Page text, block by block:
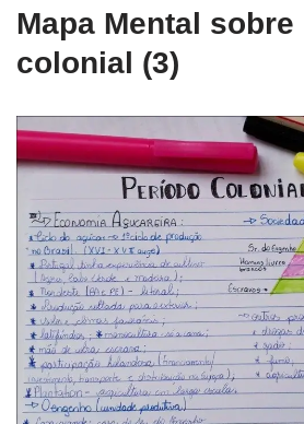
Mapa Mental
colonial (3)